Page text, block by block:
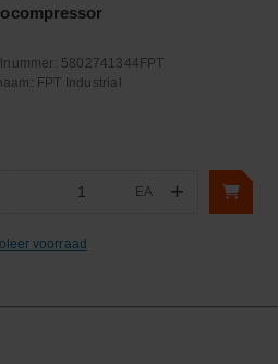
5802741344FPT
FPT Industrial
EA +
voorraad